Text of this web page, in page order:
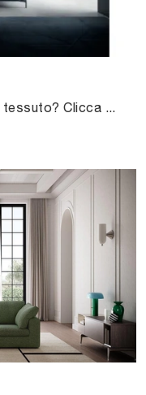
Cerchi salotti e divani Samoa in tessuto? Clicca e ottieni informazioni sul modello Blank Minimal per spazi design.